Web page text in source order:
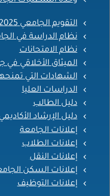
التقويم الجامعي 2025- 2026
نظام الدراسة في
نظام الامتحانات
الميثاق الأخلاقي في
الشهادات التي
الدراسات العليا
دليل الطالب
دليل الإرشاد
إعلانات الجامعة
إعلانات الطلاب
إعلانات النقل
إعلانات السكن
إعلانات التوظيف